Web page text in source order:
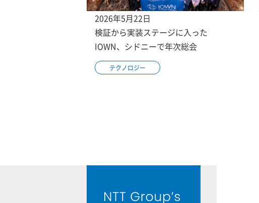
2026年5月22日
検証から実装ステージに入った
IOWN、シドニーで年次総会
テクノロジー